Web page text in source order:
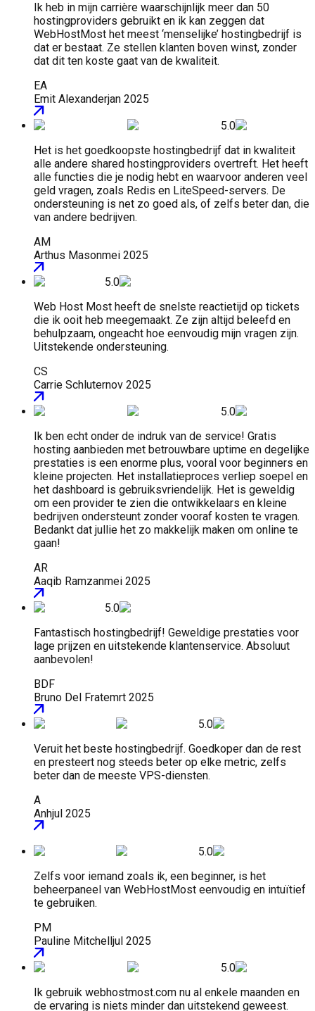
Ik heb in mijn carrière waarschijnlijk meer dan 50
hostingproviders gebruikt en ik kan zeggen dat
WebHostMost het meest ‘menselijke’ hostingbedrijf is
dat er bestaat. Ze stellen klanten boven winst, zonder
dat dit ten koste gaat van de kwaliteit.
EA
Emit Alexanderjan 2025
5.0
Het is het goedkoopste hostingbedrijf dat in kwaliteit
alle andere shared hostingproviders overtreft. Het heeft
alle functies die je nodig hebt en waarvoor anderen veel
geld vragen, zoals Redis en LiteSpeed-servers. De
ondersteuning is net zo goed als, of zelfs beter dan, die
van andere bedrijven.
AM
Arthus Masonmei 2025
5.0
Web Host Most heeft de snelste reactietijd op tickets
die ik ooit heb meegemaakt. Ze zijn altijd beleefd en
behulpzaam, ongeacht hoe eenvoudig mijn vragen zijn.
Uitstekende ondersteuning.
CS
Carrie Schluternov 2025
5.0
Ik ben echt onder de indruk van de service! Gratis
hosting aanbieden met betrouwbare uptime en degelijke
prestaties is een enorme plus, vooral voor beginners en
kleine projecten. Het installatieproces verliep soepel en
het dashboard is gebruiksvriendelijk. Het is geweldig
om een provider te zien die ontwikkelaars en kleine
bedrijven ondersteunt zonder vooraf kosten te vragen.
Bedankt dat jullie het zo makkelijk maken om online te
gaan!
AR
Aaqib Ramzanmei 2025
5.0
Fantastisch hostingbedrijf! Geweldige prestaties voor
lage prijzen en uitstekende klantenservice. Absoluut
aanbevolen!
BDF
Bruno Del Fratemrt 2025
5.0
Veruit het beste hostingbedrijf. Goedkoper dan de rest
en presteert nog steeds beter op elke metric, zelfs
beter dan de meeste VPS-diensten.
A
Anhjul 2025
5.0
Zelfs voor iemand zoals ik, een beginner, is het
beheerpaneel van WebHostMost eenvoudig en intuïtief
te gebruiken.
PM
Pauline Mitchell jul 2025
5.0
Ik gebruik webhostmost.com nu al enkele maanden en
de ervaring is niets minder dan uitstekend geweest.